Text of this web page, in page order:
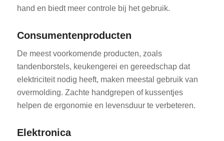
hand en biedt meer controle bij het gebruik.
Consumentenproducten
De meest voorkomende producten, zoals
tandenborstels, keukengerei en gereedschap dat
elektriciteit nodig heeft, maken meestal gebruik van
overmolding. Zachte handgrepen of kussentjes
helpen de ergonomie en levensduur te verbeteren.
Elektronica